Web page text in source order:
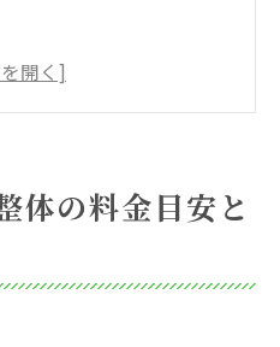
方と相場の特徴を知る
装チェックガイド
体の料金目安と